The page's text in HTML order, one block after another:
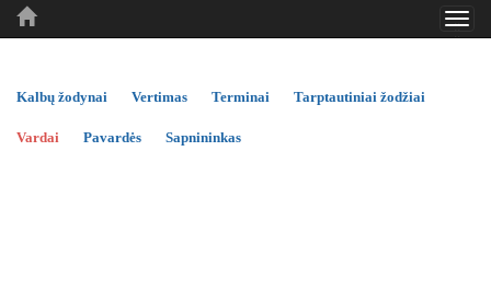
..
..
Kalbų žodynai Vertimas Terminai Tarptautiniai žodžiai
Vardai Pavardės Sapnininkas